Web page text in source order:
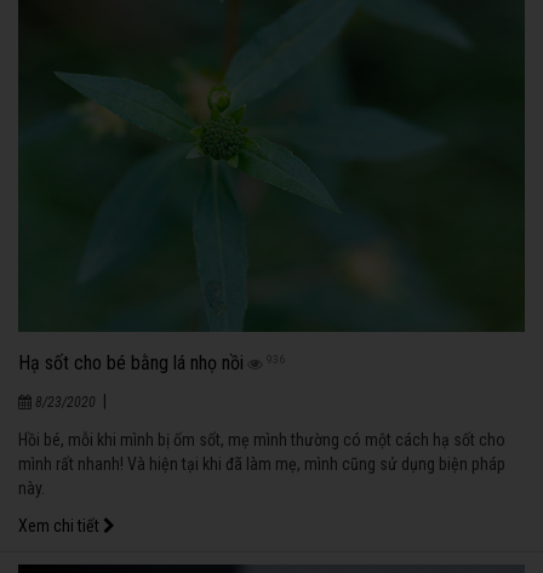
Hạ sốt cho bé bằng lá nhọ nồi 936
8/23/2020
Hồi bé, mỗi khi mình bị ốm sốt, mẹ mình thường có một cách hạ sốt cho
mình rất nhanh! Và hiện tại khi đã làm mẹ, mình cũng sử dụng biện pháp
này.
Xem chi tiết